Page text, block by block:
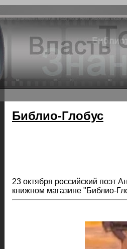
Библио-Глобус
23 октября российский поэт
книжном магазине "Библио-